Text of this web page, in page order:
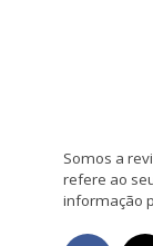
Somos a
refere ao
informação